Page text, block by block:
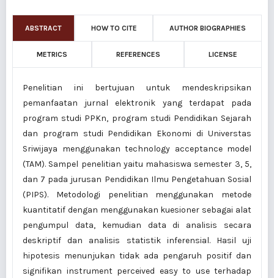
ABSTRACT HOW TO CITE AUTHOR BIOGRAPHIES
METRICS REFERENCES LICENSE
Penelitian ini bertujuan untuk mendeskripsikan
pemanfaatan jurnal elektronik yang terdapat pada
program studi PPKn, program studi Pendidikan Sejarah
dan program studi Pendidikan Ekonomi di Universtas
Sriwijaya menggunakan technology acceptance model
(TAM). Sampel penelitian yaitu mahasiswa semester 3, 5,
dan 7 pada jurusan Pendidikan Ilmu Pengetahuan Sosial
(PIPS). Metodologi penelitian menggunakan metode
kuantitatif dengan menggunakan kuesioner sebagai alat
pengumpul data, kemudian data di analisis secara
deskriptif dan analisis statistik inferensial. Hasil uji
hipotesis menunjukan tidak ada pengaruh positif dan
signifikan instrument perceived easy to use terhadap